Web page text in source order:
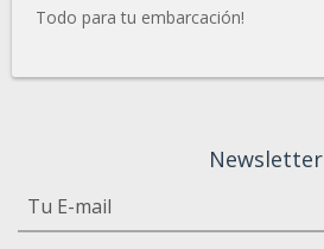
Todo para tu embarcación!
Newsletter